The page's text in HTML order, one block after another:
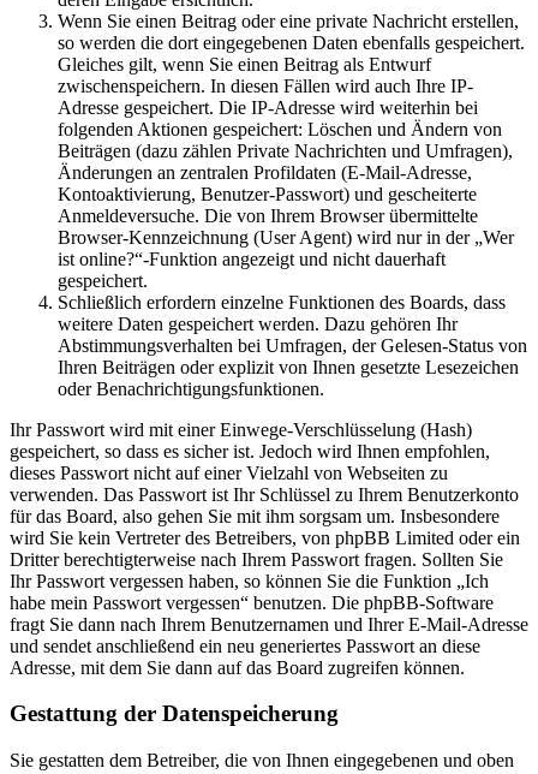
Wenn Sie einen Beitrag oder eine private Nachricht erstellen,
so werden die dort eingegebenen Daten ebenfalls gespeichert.
Gleiches gilt, wenn Sie einen Beitrag als Entwurf
zwischenspeichern. In diesen Fällen wird auch Ihre IP-
Adresse gespeichert. Die IP-Adresse wird weiterhin bei
folgenden Aktionen gespeichert: Löschen und Ändern von
Beiträgen (dazu zählen Private Nachrichten und Umfragen),
Änderungen an zentralen Profildaten (E-Mail-Adresse,
Kontoaktivierung, Benutzer-Passwort) und gescheiterte
Anmeldeversuche. Die von Ihrem Browser übermittelte
Browser-Kennzeichnung (User Agent) wird nur in der „Wer
ist online?“-Funktion angezeigt und nicht dauerhaft
gespeichert.
Schließlich erfordern einzelne Funktionen des Boards, dass
weitere Daten gespeichert werden. Dazu gehören Ihr
Abstimmungsverhalten bei Umfragen, der Gelesen-Status von
Ihren Beiträgen oder explizit von Ihnen gesetzte Lesezeichen
oder Benachrichtigungsfunktionen.
Ihr Passwort wird mit einer Einwege-Verschlüsselung (Hash)
gespeichert, so dass es sicher ist. Jedoch wird Ihnen empfohlen,
dieses Passwort nicht auf einer Vielzahl von Webseiten zu
verwenden. Das Passwort ist Ihr Schlüssel zu Ihrem Benutzerkonto
für das Board, also gehen Sie mit ihm sorgsam um. Insbesondere
wird Sie kein Vertreter des Betreibers, von phpBB Limited oder ein
Dritter berechtigterweise nach Ihrem Passwort fragen. Sollten Sie
Ihr Passwort vergessen haben, so können Sie die Funktion „Ich
habe mein Passwort vergessen“ benutzen. Die phpBB-Software
fragt Sie dann nach Ihrem Benutzernamen und Ihrer E-Mail-Adresse
und sendet anschließend ein neu generiertes Passwort an diese
Adresse, mit dem Sie dann auf das Board zugreifen können.
Gestattung der Datenspeicherung
Sie gestatten dem Betreiber, die von Ihnen eingegebenen und oben